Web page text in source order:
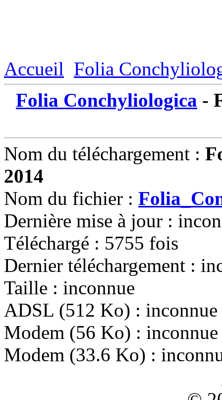
Accueil Folia
Folia Conchyliologica -
Nom du téléchargement :
2014
Nom du fichier :
Dernière mise à jour :
Téléchargé : 5755 fois
Dernier téléchargement :
Taille : inconnue
ADSL (512 Ko) : inconnue
Modem (56 Ko) : inconnue
Modem (33.6 Ko) :